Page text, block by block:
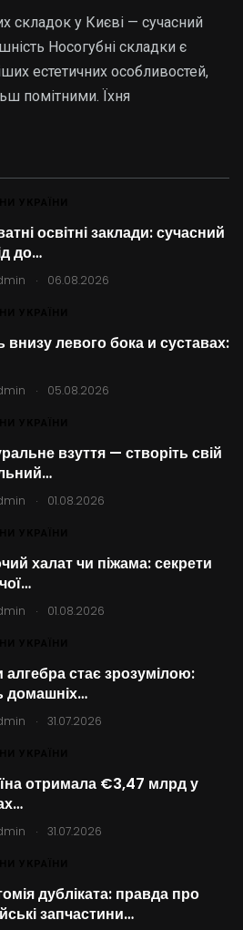
складок у Києві — сучасний
Носогубні складки є
естетичних особливостей,
помітними. Їхня
освітні заклади: сучасний
до…
. 06.08.2026
внизу левого бока и суставах:
. 05.08.2026
взуття — створіть свій
. 01.08.2026
халат чи піжама: секрети
. 01.08.2026
алгебра стає зрозумілою:
домашніх…
. 31.07.2026
отримала €3,47 млрд у
. 31.07.2026
дубліката: правда про
запчастини…